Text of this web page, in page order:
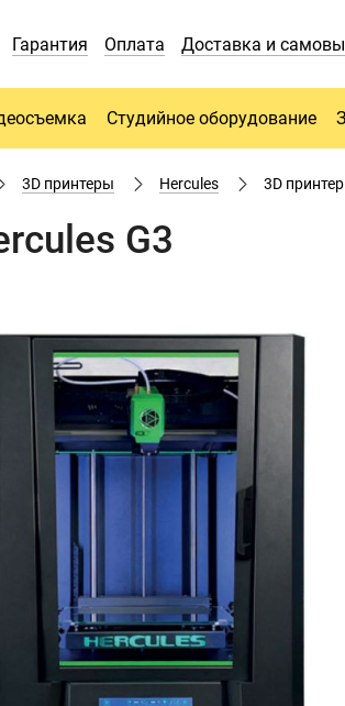
Гарантия Оплата Доставка и
Студийное оборудование
3D принтеры Hercules 3D
G3